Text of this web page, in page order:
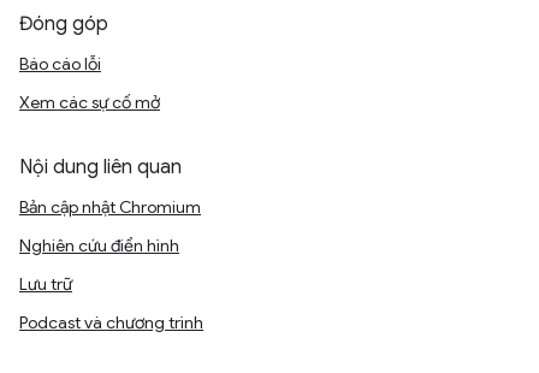
Đóng góp
Báo cáo lỗi
Xem các sự cố mở
Nội dung liên quan
Bản cập nhật Chromium
Nghiên cứu điển hình
Lưu trữ
Podcast và chương trình